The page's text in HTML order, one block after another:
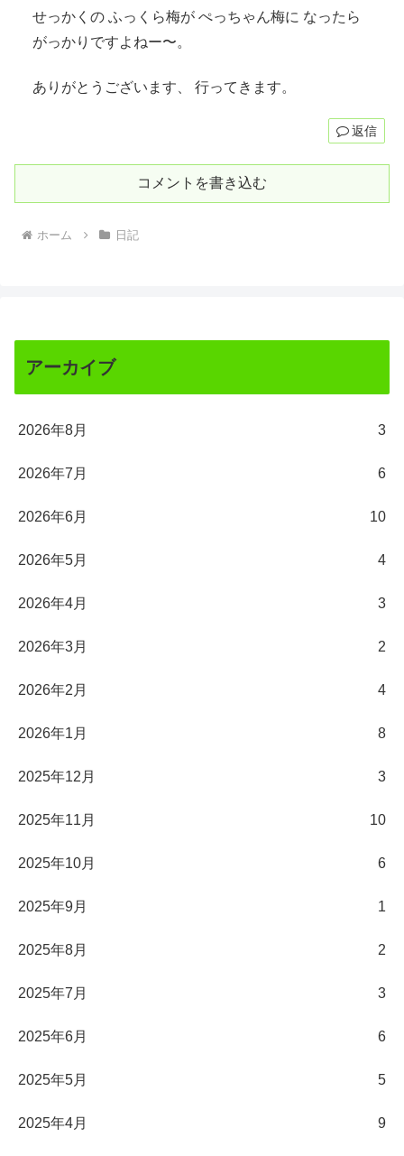
せっかくの ふっくら梅が ぺっちゃん梅に なったら
がっかりですよねー〜。
ありがとうございます、 行ってきます。
返信
コメントを書き込む
ホーム 日記
アーカイブ
2026年8月 3
2026年7月 6
2026年6月 10
2026年5月 4
2026年4月 3
2026年3月 2
2026年2月 4
2026年1月 8
2025年12月 3
2025年11月 10
2025年10月 6
2025年9月 1
2025年8月 2
2025年7月 3
2025年6月 6
2025年5月 5
2025年4月 9